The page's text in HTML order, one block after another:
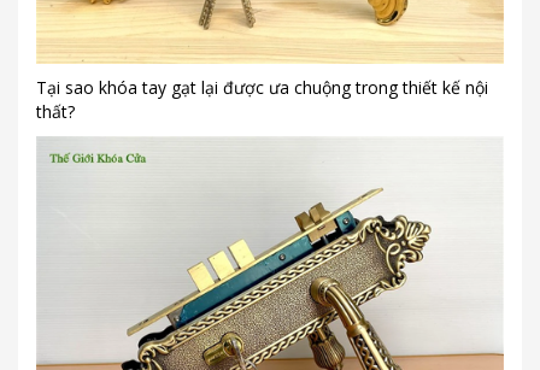
Tại sao khóa tay gạt lại được ưa chuộng trong thiết kế nội
thất?